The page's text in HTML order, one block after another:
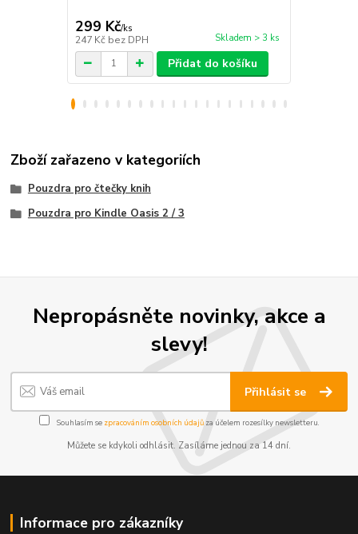
299 Kč/ks
247 Kč bez DPH Skladem > 3 ks
Přidat do košíku
Zboží zařazeno v kategoriích
Pouzdra pro čtečky knih
Pouzdra pro Kindle Oasis 2 / 3
Nepropásněte novinky, akce a
slevy!
Přihlásit se
Souhlasím se zpracováním osobních údajůza účelem rozesílky newsletteru.
Můžete se kdykoli odhlásit. Zasíláme jednou za 14 dní.
Informace pro zákazníky